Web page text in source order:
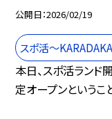
公開日 2026/02/19
スポ活～
本日、スポ活ラン
定オープンというこ